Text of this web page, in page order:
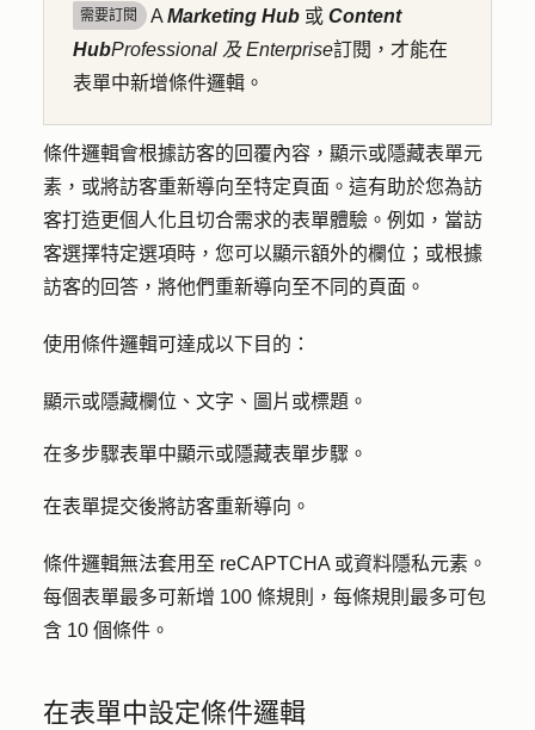
需要訂閱 A Marketing Hub 或 Content
HubProfessional 及Enterprise訂閱，才能在
表單中新增條件邏輯。
條件邏輯會根據訪客的回覆內容，顯示或隱藏表單元
素，或將訪客重新導向至特定頁面。這有助於您為訪
客打造更個人化且切合需求的表單體驗。例如，當訪
客選擇特定選項時，您可以顯示額外的欄位；或根據
訪客的回答，將他們重新導向至不同的頁面。
使用條件邏輯可達成以下目的：
顯示或隱藏欄位、文字、圖片或標題。
在多步驟表單中顯示或隱藏表單步驟。
在表單提交後將訪客重新導向。
條件邏輯無法套用至 reCAPTCHA 或資料隱私元素。
每個表單最多可新增 100 條規則，每條規則最多可包
含 10 個條件。
在表單中設定條件邏輯